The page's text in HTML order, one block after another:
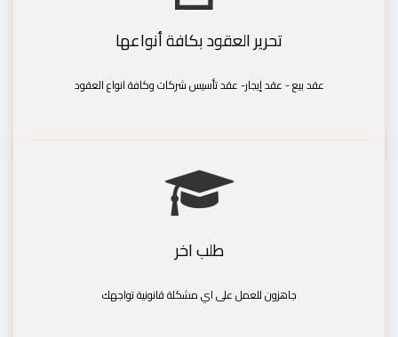
تحرير العقود بكافة أنواعها
عقد بيع - عقد إيجار- عقد تأسيس شركات وكافة انواع العقود
طلب اخر
جاهزون للعمل على اي مشكلة قانونية تواجهك